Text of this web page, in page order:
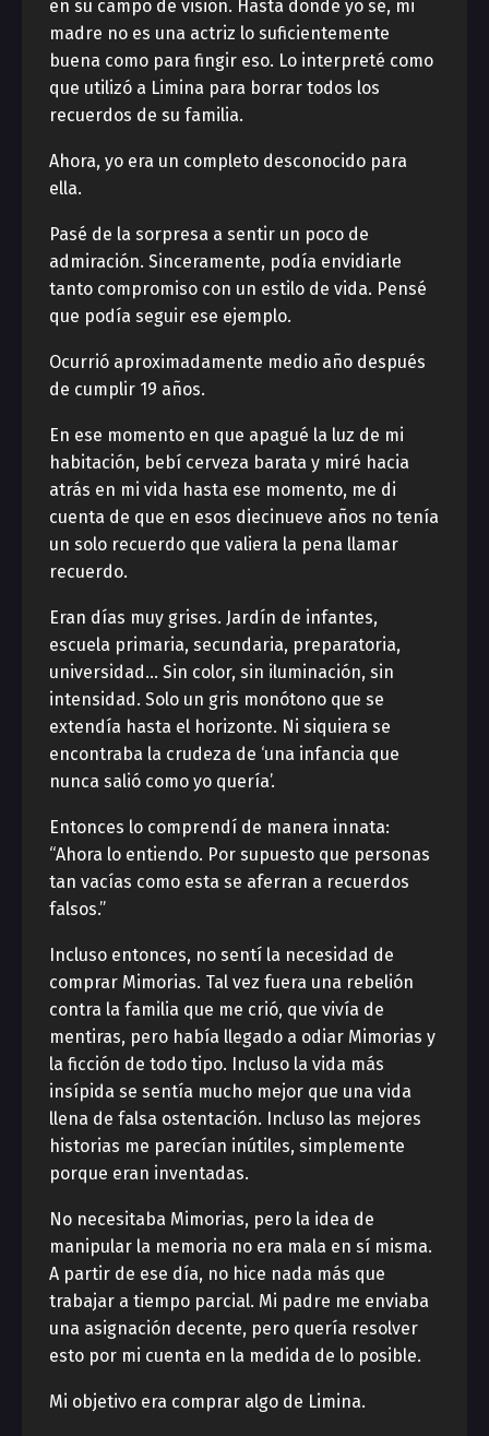
en su campo de visión. Hasta donde yo sé, mi
madre no es una actriz lo suficientemente
buena como para fingir eso. Lo interpreté como
que utilizó a Limina para borrar todos los
recuerdos de su familia.
Ahora, yo era un completo desconocido para
ella.
Pasé de la sorpresa a sentir un poco de
admiración. Sinceramente, podía envidiarle
tanto compromiso con un estilo de vida. Pensé
que podía seguir ese ejemplo.
Ocurrió aproximadamente medio año después
de cumplir 19 años.
En ese momento en que apagué la luz de mi
habitación, bebí cerveza barata y miré hacia
atrás en mi vida hasta ese momento, me di
cuenta de que en esos diecinueve años no tenía
un solo recuerdo que valiera la pena llamar
recuerdo.
Eran días muy grises. Jardín de infantes,
escuela primaria, secundaria, preparatoria,
universidad… Sin color, sin iluminación, sin
intensidad. Solo un gris monótono que se
extendía hasta el horizonte. Ni siquiera se
encontraba la crudeza de ‘una infancia que
nunca salió como yo quería’.
Entonces lo comprendí de manera innata:
“Ahora lo entiendo. Por supuesto que personas
tan vacías como esta se aferran a recuerdos
falsos.”
Incluso entonces, no sentí la necesidad de
comprar Mimorias. Tal vez fuera una rebelión
contra la familia que me crió, que vivía de
mentiras, pero había llegado a odiar Mimorias y
la ficción de todo tipo. Incluso la vida más
insípida se sentía mucho mejor que una vida
llena de falsa ostentación. Incluso las mejores
historias me parecían inútiles, simplemente
porque eran inventadas.
No necesitaba Mimorias, pero la idea de
manipular la memoria no era mala en sí misma.
A partir de ese día, no hice nada más que
trabajar a tiempo parcial. Mi padre me enviaba
una asignación decente, pero quería resolver
esto por mi cuenta en la medida de lo posible.
Mi objetivo era comprar algo de Limina.